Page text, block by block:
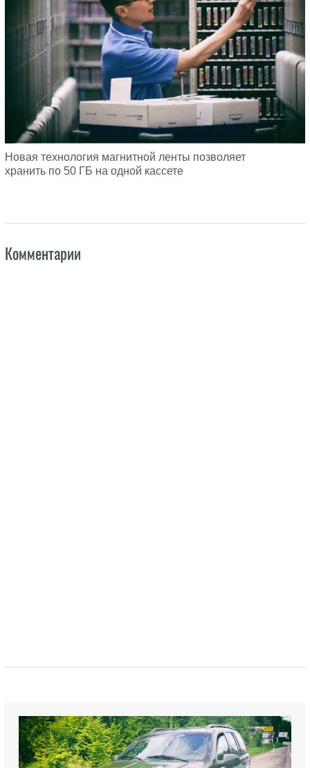
Новая технология магнитной ленты позволяет
хранить по 50 ГБ на одной кассете
Комментарии